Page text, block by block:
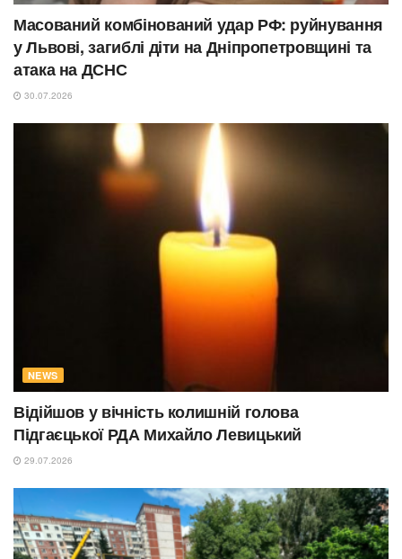
Масований комбінований удар РФ: руйнування
у Львові, загиблі діти на Дніпропетровщині та
атака на ДСНС
30.07.2026
NEWS
Відійшов у вічність колишній голова
Підгаєцької РДА Михайло Левицький
29.07.2026